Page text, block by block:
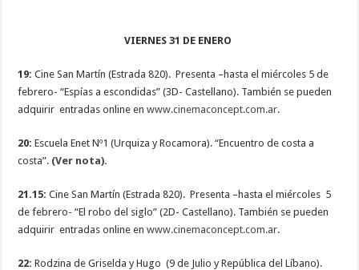
VIERNES 31 DE ENERO
19: Cine San Martín (Estrada 820). Presenta –hasta el miércoles 5 de
febrero- “Espías a escondidas” (3D- Castellano). También se pueden
adquirir entradas online enwww.cinemaconcept.com.ar.
20: Escuela Enet Nº1 (Urquiza y Rocamora). “Encuentro de costa a
costa”. (Ver nota).
21.15:Cine San Martín (Estrada 820). Presenta –hasta el miércoles 5
de febrero- “El robo del siglo” (2D- Castellano). También se pueden
adquirir entradas online enwww.cinemaconcept.com.ar.
22:Rodzina de Griselda y Hugo (9 de Julio y República del Líbano).